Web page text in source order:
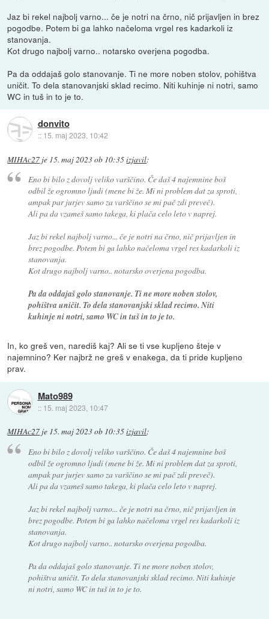
Jaz bi rekel najbolj varno... če je notri na črno, nič prijavljen in brez
pogodbe. Potem bi ga lahko načeloma vrgel res kadarkoli iz
stanovanja.
Kot drugo najbolj varno.. notarsko overjena pogodba.
Pa da oddajaš golo stanovanje. Ti ne more noben stolov, pohištva
uničit. To dela stanovanjski sklad recimo. Niti kuhinje ni notri, samo
WC in tuš in to je to.
donvito
:: 15. maj 2023, 10:42
MIHAc27 je 15. maj 2023 ob 10:35izjavil:
Eno bi bilo z dovolj veliko varščino. Če daš 4 najemnine boš
odbil že ogromno ljudi (mene bi že. Mi ni problem dat za sproti,
ampak par jurjev samo za varščino se mi pač zdi preveč).
Ali pa da vzameš samo takega, ki plača celo leto v naprej.
Jaz bi rekel najbolj varno... če je notri na črno, nič prijavljen in
brez pogodbe. Potem bi ga lahko načeloma vrgel res kadarkoli iz
stanovanja.
Kot drugo najbolj varno.. notarsko overjena pogodba.
Pa da oddajaš golo stanovanje. Ti ne more noben stolov,
pohištva uničit. To dela stanovanjski sklad recimo. Niti
kuhinje ni notri, samo WC in tuš in to je to.
In, ko greš ven, narediš kaj? Ali se ti vse kupljeno šteje v
najemnino? Ker najbrž ne greš v enakega, da ti pride kupljeno
prav.
Mato989
:: 15. maj 2023, 10:47
MIHAc27 je 15. maj 2023 ob 10:35izjavil:
Eno bi bilo z dovolj veliko varščino. Če daš 4 najemnine boš
odbil že ogromno ljudi (mene bi že. Mi ni problem dat za sproti,
ampak par jurjev samo za varščino se mi pač zdi preveč).
Ali pa da vzameš samo takega, ki plača celo leto v naprej.
Jaz bi rekel najbolj varno... če je notri na črno, nič prijavljen in
brez pogodbe. Potem bi ga lahko načeloma vrgel res kadarkoli iz
stanovanja.
Kot drugo najbolj varno.. notarsko overjena pogodba.
Pa da oddajaš golo stanovanje. Ti ne more noben stolov,
pohištva uničit. To dela stanovanjski sklad recimo. Niti kuhinje
ni notri, samo WC in tuš in to je to.